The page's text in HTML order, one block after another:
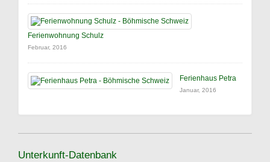
Ferienwohnung Schulz
Februar, 2016
Ferienhaus Petra
Januar, 2016
Unterkunft-Datenbank